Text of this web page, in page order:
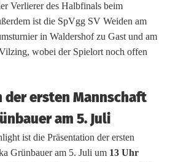
Verlierer des Halbfinals beim
ist die SpVgg SV Weiden am
in Waldershof zu Gast und am
wobei der Spielort noch offen
der ersten Mannschaft
am 5. Juli
ist die Präsentation der ersten
Grünbauer am 5. Juli um 13 Uhr